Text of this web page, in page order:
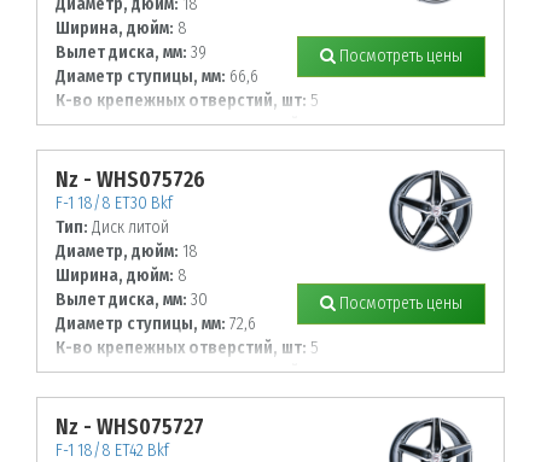
Ширина, дюйм: 8
Вылет диска, мм: 39
Диаметр ступицы, мм: 66,6
К-во крепежных отверстий, шт: 5
Диаметр располож. отверстий, мм:
112
Посмотреть цены
Nz - WHS075726
F-1 18/8 ET30 Bkf
Тип: Диск литой
Диаметр, дюйм: 18
Ширина, дюйм: 8
Вылет диска, мм: 30
Диаметр ступицы, мм: 72,6
К-во крепежных отверстий, шт: 5
Диаметр располож. отверстий, мм:
120
Посмотреть цены
Nz - WHS075727
F-1 18/8 ET42 Bkf